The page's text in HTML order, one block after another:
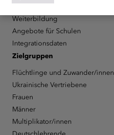
Weiterbildung
Angebote für Schulen
Integrationsdaten
Zielgruppen
Flüchtlinge und Zuwander/innen
Ukrainische Vertriebene
Frauen
Männer
Multiplikator/innen